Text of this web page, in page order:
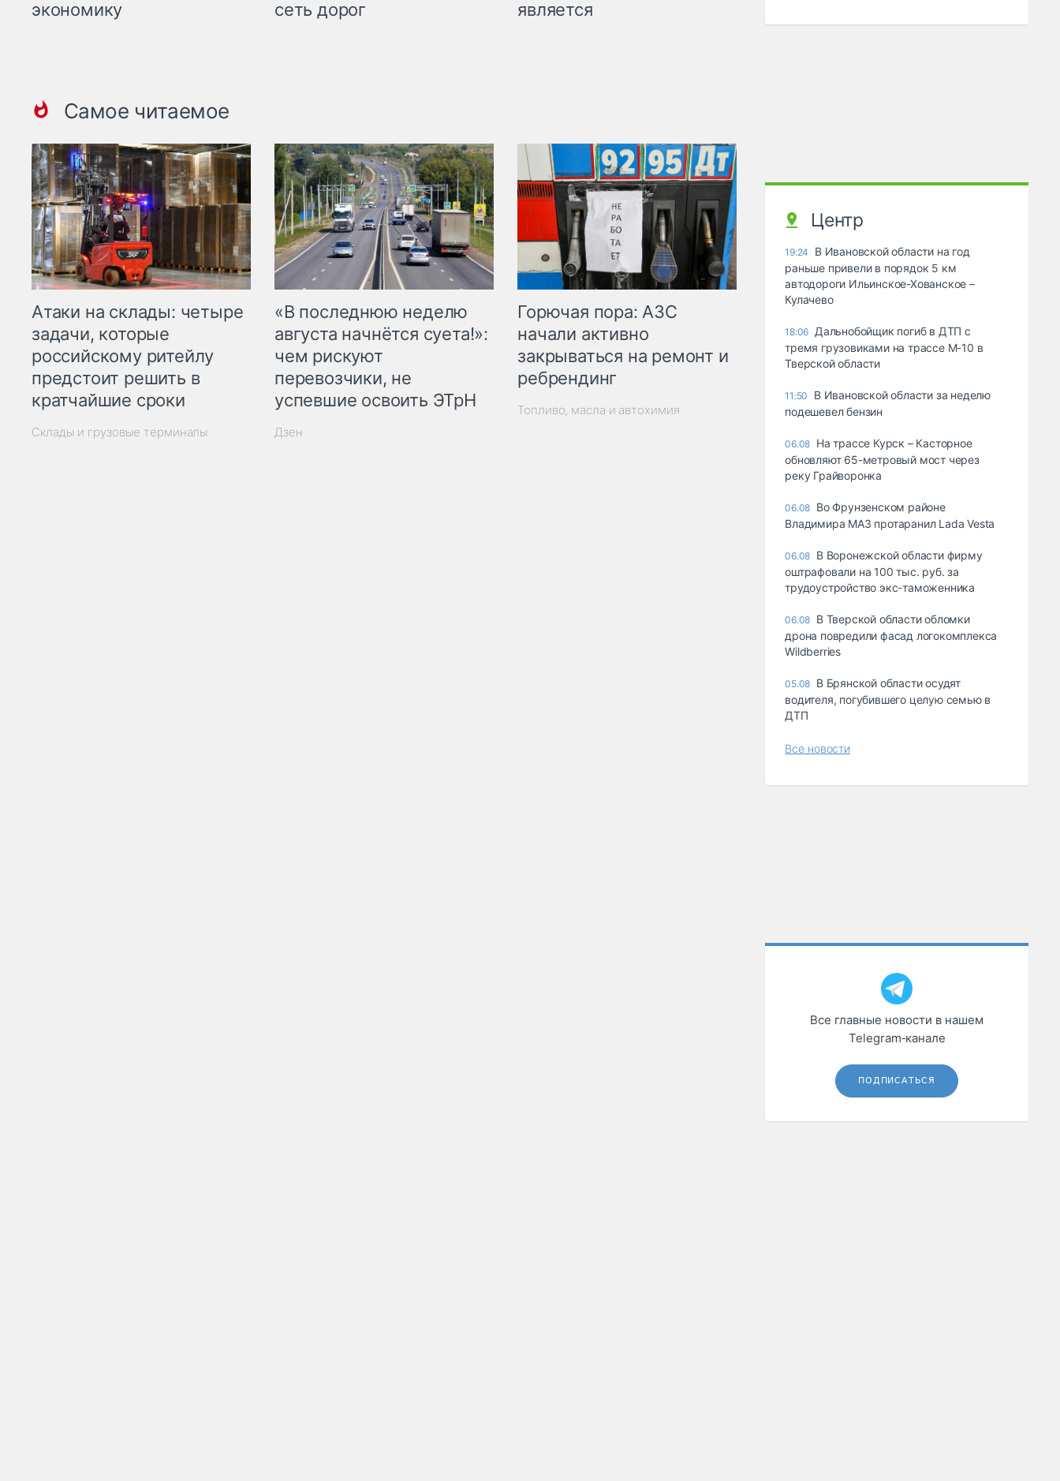
экономику
сеть дорог
является
Самое читаемое
Атаки на склады: четыре
задачи, которые
российскому ритейлу
предстоит решить в
кратчайшие сроки
Склады и грузовые терминалы
«В последнюю неделю
августа начнётся суета!»:
чем рискуют
перевозчики, не
успевшие освоить ЭТрН
Дзен
Горючая пора: АЗС
начали активно
закрываться на ремонт и
ребрендинг
Топливо, масла и автохимия
Центр
19:24
В Ивановской области на год
раньше привели в порядок 5 км
автодороги Ильинское-Хованское –
Кулачево
18:06 Дальнобойщик погиб в ДТП с
тремя грузовиками на трассе М-10 в
Тверской области
11:50
В Ивановской области за неделю
подешевел бензин
06.08 На трассе Курск – Касторное
обновляют 65-метровый мост через
реку Грайворонка
06.08 Во Фрунзенском районе
Владимира МАЗ протаранил Lada Vesta
06.08 В Воронежской области фирму
оштрафовали на 100 тыс. руб. за
трудоустройство экс-таможенника
06.08 В Тверской области обломки
дрона повредили фасад логокомплекса
Wildberries
05.08 В Брянской области осудят
водителя, погубившего целую семью в
ДТП
Все новости
Все главные новости в нашем
Telegram‑канале
ПОДПИСАТЬСЯ